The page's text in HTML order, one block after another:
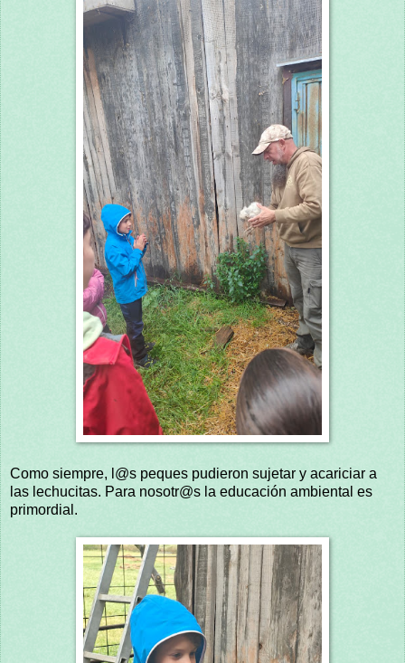
Como siempre, l@s peques pudieron sujetar y acariciar a
las lechucitas. Para nosotr@s la educación ambiental es
primordial.